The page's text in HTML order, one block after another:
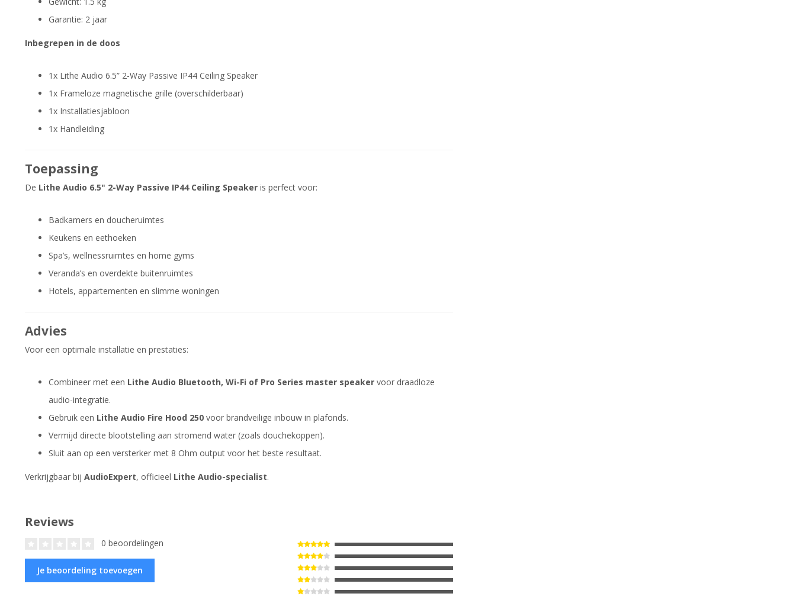
Garantie: 2 jaar
Inbegrepen in de doos
1x Lithe Audio 6.5” 2-Way Passive IP44 Ceiling Speaker
1x Frameloze magnetische grille (overschilderbaar)
1x Installatiesjabloon
1x Handleiding
Toepassing
De Lithe Audio 6.5" 2-Way Passive IP44 Ceiling Speaker is perfect voor:
Badkamers en doucheruimtes
Keukens en eethoeken
Spa’s, wellnessruimtes en home gyms
Veranda’s en overdekte buitenruimtes
Hotels, appartementen en slimme woningen
Advies
Voor een optimale installatie en prestaties:
Combineer met een Lithe Audio Bluetooth, Wi-Fi of Pro Series master speaker voor draadloze
audio-integratie.
Gebruik een Lithe Audio Fire Hood 250 voor brandveilige inbouw in plafonds.
Vermijd directe blootstelling aan stromend water (zoals douchekoppen).
Sluit aan op een versterker met 8 Ohm output voor het beste resultaat.
Verkrijgbaar bij AudioExpert, officieel Lithe Audio-specialist.
Reviews
0 beoordelingen
Je beoordeling toevoegen